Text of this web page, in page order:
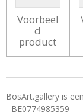
Voorbeel
d
product
BosArt.gallery is
- BE0774985359